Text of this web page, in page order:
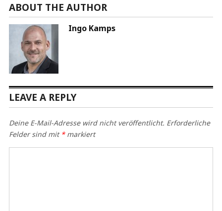
ABOUT THE AUTHOR
Ingo Kamps
LEAVE A REPLY
Deine E-Mail-Adresse wird nicht veröffentlicht. Erforderliche
Felder sind mit *markiert